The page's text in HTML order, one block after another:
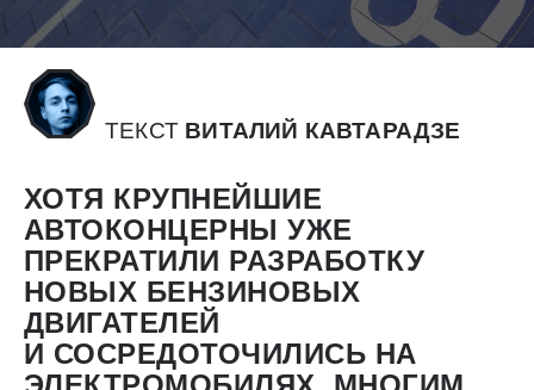
ТЕКСТ BИТАЛИЙ КАВТАРАДЗЕ
ХОТЯ КРУПНЕЙШИЕ
АВТОКОНЦЕРНЫ УЖЕ
ПРЕКРАТИЛИ РАЗРАБОТКУ
НОВЫХ БЕНЗИНОВЫХ
ДВИГАТЕЛЕЙ
И СОСРЕДОТОЧИЛИСЬ НА